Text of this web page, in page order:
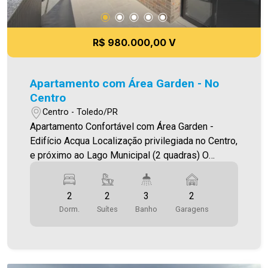
R$ 980.000,00 V
Apartamento com Área Garden - No
Centro
Centro - Toledo/PR
Apartamento Confortável com Área Garden -
Edifício Acqua Localização privilegiada no Centro,
e próximo ao Lago Municipal (2 quadras) O
integradas - 2 Suítes - 03 Banheiros (suítes e
lavabo) - Cozinha - Área de serviço - Sacada com
ótimo espaço garden privativo e exclusivo da
2
Dorm.
2
Suítes
3
Banho
2
Garagens